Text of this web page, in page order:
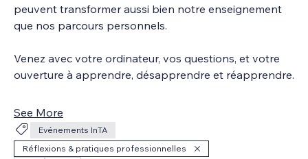
peuvent transformer aussi bien notre enseignement
que nos parcours personnels.
Venez avec votre ordinateur, vos questions, et votre
ouverture à apprendre, désapprendre et réapprendre.
See More
Evénements InTA
Réflexions & pratiques professionnelles